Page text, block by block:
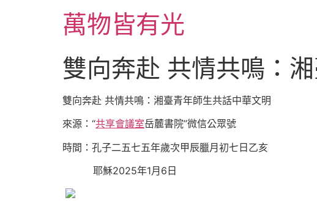
萬物皆有光
雙向奔赴 共情共鳴：
雙向奔赴 共情共鳴：湘臺青年師生共話中華文明
來源：“共享會議室岳麓書院”微信公眾號
時間：孔子二五七五年歲次甲辰臘月初七日乙亥
耶穌2025年1月6日